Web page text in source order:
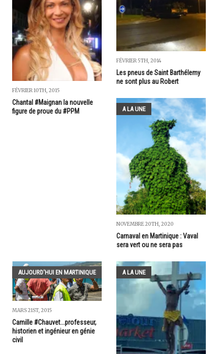
FÉVRIER 10TH, 2015
Chantal #Maignan la nouvelle
figure de proue du #PPM
FÉVRIER 5TH, 2014
Les pneus de Saint Barthélemy
ne sont plus au Robert
A LA UNE
NOVEMBRE 20TH, 2020
Carnaval en Martinique : Vaval
sera vert ou ne sera pas
AUJOURD'HUI EN MARTINIQUE
MARS 21ST, 2015
Camille #Chauvet...professeur,
historien et ingénieur en génie
civil
A LA UNE